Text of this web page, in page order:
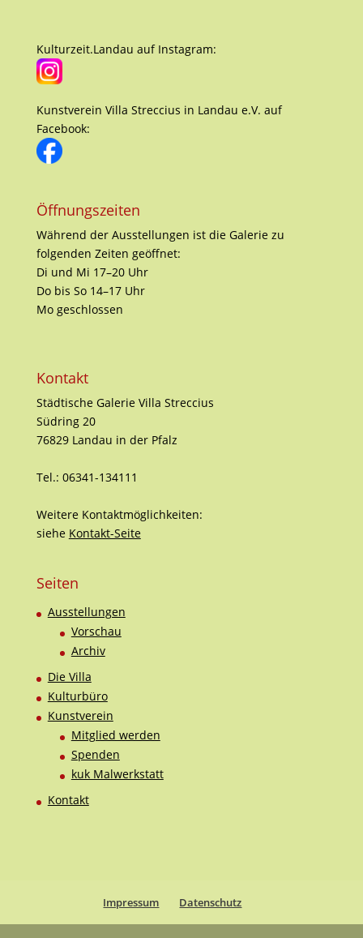
Kulturzeit.Landau auf Instagram:
Kunstverein Villa Streccius in Landau e.V. auf
Facebook:
Öffnungszeiten
Während der Ausstellungen ist die Galerie zu
folgenden Zeiten geöffnet:
Di und Mi 17–20 Uhr
Do bis So 14–17 Uhr
Mo geschlossen
Kontakt
Städtische Galerie Villa Streccius
Südring 20
76829 Landau in der Pfalz
Tel.: 06341-134111
Weitere Kontaktmöglichkeiten:
siehe Kontakt-Seite
Seiten
Ausstellungen
Vorschau
Archiv
Die Villa
Kulturbüro
Kunstverein
Mitglied werden
Spenden
kuk Malwerkstatt
Kontakt
Impressum Datenschutz